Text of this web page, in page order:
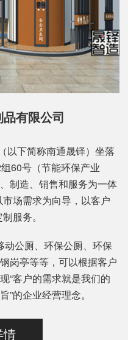
有限公司
以下简称南通晟铎）坐落
60号（节能环保产业
制造、销售和服务为一体
场需求为向导，以客户
服务。
公厕、环保公厕、环保
岗亭等等，可以根据客户
“客户的需求就是我们的
”的企业经营理念。
情